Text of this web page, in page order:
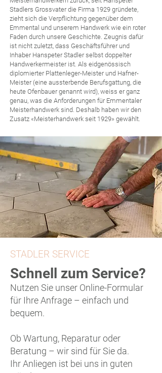
Stadlers Grossvater die Firma 1929 gründete,
zieht sich die Verpflichtung gegenüber dem
Emmental und unserem Handwerk wie ein roter
Faden durch unsere Geschichte. Zeugnis dafür
ist nicht zuletzt, dass Geschäftsführer und
Inhaber Hanspeter Stadler selbst doppelter
Handwerkermeister ist. Als eidgenössisch
diplomierter Plattenleger-Meister und Hafner-
Meister (eine aussterbende Berufsgattung, die
heute Ofenbauer genannt wird), weiss er ganz
genau, was die Anforderungen für Emmentaler
Meisterhandwerk sind. Deshalb haben wir den
Zusatz «Meisterhandwerk seit 1929» gewählt. ​
STADLER SERVICE
Schnell zum Service?
Nutzen Sie unser Online-Formular
für Ihre Anfrage – einfach und
bequem.
Ob Wartung, Reparatur oder
Beratung – wir sind für Sie da.
Ihr Anliegen ist bei uns in guten